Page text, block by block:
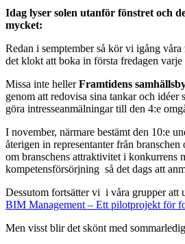
Idag lyser solen utanför fönstret och
mycket:
Redan i semptember så kör vi igång våra
det klokt att boka in första fredagen
Missa inte hellerFramtidens
genom att redovisa sina tankar och
göra intresseanmälningar till den 4:e
I november, närmare bestämt den 10:e
återigen in representanter från
om branschens attraktivitet i konkurrens
kompetensförsörjning så det dags att
Dessutom fortsätter vi i våra grupper att
BIM Management – Ett pilotprojekt för
Men visst blir det skönt med